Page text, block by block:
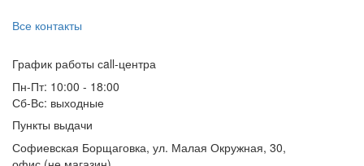
Все контакты
График работы сall-центра
Пн-Пт: 10:00 - 18:00
Сб-Вс: выходные
Пункты выдачи
Софиевская Борщаговка, ул. Малая Окружная, 30,